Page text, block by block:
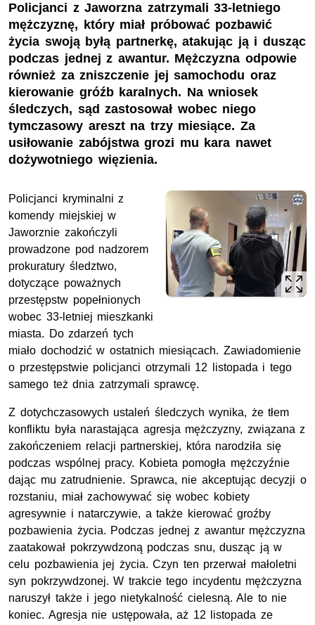
Policjanci z Jaworzna zatrzymali 33-letniego
mężczyznę, który miał próbować pozbawić
życia swoją byłą partnerkę, atakując ją i dusząc
podczas jednej z awantur. Mężczyzna odpowie
również za zniszczenie jej samochodu oraz
kierowanie gróźb karalnych. Na wniosek
śledczych, sąd zastosował wobec niego
tymczasowy areszt na trzy miesiące. Za
usiłowanie zabójstwa grozi mu kara nawet
dożywotniego więzienia.
Policjanci kryminalni z
komendy miejskiej w
Jaworznie zakończyli
prowadzone pod nadzorem
prokuratury śledztwo,
dotyczące poważnych
przestępstw popełnionych
wobec 33-letniej mieszkanki
miasta. Do zdarzeń tych
miało dochodzić w ostatnich miesiącach. Zawiadomienie
o przestępstwie policjanci otrzymali 12 listopada i tego
samego też dnia zatrzymali sprawcę.
Z dotychczasowych ustaleń śledczych wynika, że tłem
konfliktu była narastająca agresja mężczyzny, związana z
zakończeniem relacji partnerskiej, która narodziła się
podczas wspólnej pracy. Kobieta pomogła mężczyźnie
dając mu zatrudnienie. Sprawca, nie akceptując decyzji o
rozstaniu, miał zachowywać się wobec kobiety
agresywnie i natarczywie, a także kierować groźby
pozbawienia życia. Podczas jednej z awantur mężczyzna
zaatakował pokrzywdzoną podczas snu, dusząc ją w
celu pozbawienia jej życia. Czyn ten przerwał małoletni
syn pokrzywdzonej. W trakcie tego incydentu mężczyzna
naruszył także i jego nietykalność cielesną. Ale to nie
koniec. Agresja nie ustępowała, aż 12 listopada ze